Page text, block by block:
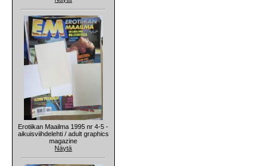
Erotiikan Maailma 1995 nr 4-5 -
aikuisviihdelehti / adult graphics
magazine
Näytä